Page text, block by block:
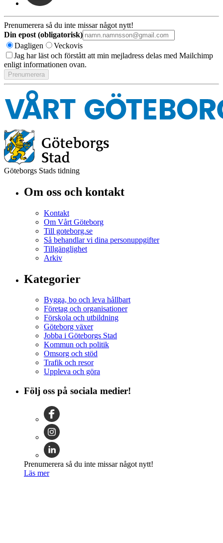
Prenumerera så du inte missar något nytt!
Din epost (obligatorisk)
Dagligen
Veckovis
Jag har läst och förstått att min mejladress delas med Mailchimp
enligt informationen ovan.
Göteborgs Stads tidning
Om oss och kontakt
Kontakt
Om Vårt Göteborg
Till goteborg.se
Så behandlar vi dina personuppgifter
Tillgänglighet
Arkiv
Kategorier
Bygga, bo och leva hållbart
Företag och organisationer
Förskola och utbildning
Göteborg växer
Jobba i Göteborgs Stad
Kommun och politik
Omsorg och stöd
Trafik och resor
Uppleva och göra
Följ oss på sociala medier!
Prenumerera så du inte missar något nytt!
Läs mer